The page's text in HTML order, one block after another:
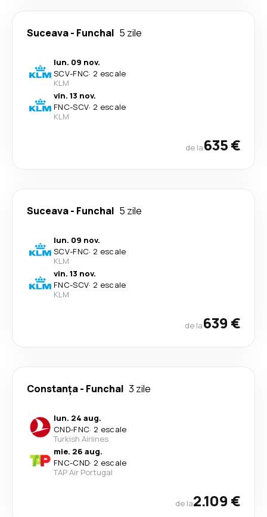
Suceava- Funchal 5 zile
lun. 09 nov.
SCV-FNC· 2 escale
KLM
vin. 13 nov.
FNC-SCV· 2 escale
KLM
de la635 €
Suceava- Funchal 5 zile
lun. 09 nov.
SCV-FNC· 2 escale
KLM
vin. 13 nov.
FNC-SCV· 2 escale
KLM
de la639 €
Constanța- Funchal 3 zile
lun. 24 aug.
CND-FNC· 2 escale
Turkish Airlines
mie. 26 aug.
FNC-CND· 2 escale
TAP Air Portugal
de la2.109 €